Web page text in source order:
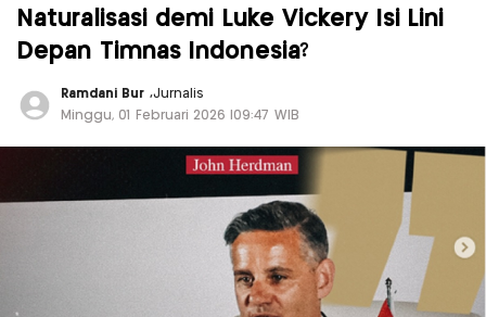
Naturalisasi demi Luke Vickery Isi Lini
Depan Timnas Indonesia?
Ramdani Bur ,Jurnalis
Minggu, 01 Februari 2026 |09:47 WIB